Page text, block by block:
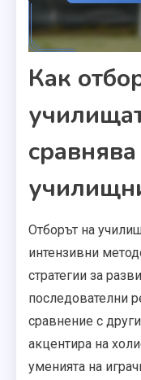
Как
Отборът на
интензивни
стратегии за
последователни
сравнение с
акцентира на
уменията на